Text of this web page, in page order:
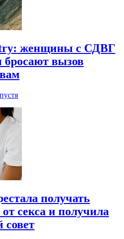
женщины с СДВГ
вызов
получать
от секса и получила